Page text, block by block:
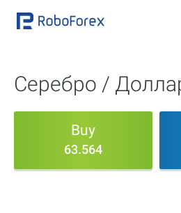
Серебро /
Buy
63.564